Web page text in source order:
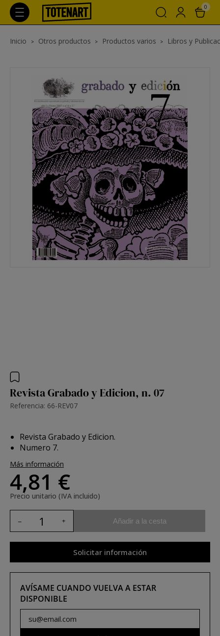
0
Inicio Otros productos Productos varios Libros y
Revista Grabado y Edicion, n. 07
Referencia: 66-REV07
Revista Grabado y Edicion.
Numero 7.
Más información
4,81 €
Precio unitario (IVA incluido)
Añadir a la cesta
Solicitar información
AVÍSAME CUANDO VUELVA A ESTAR
DISPONIBLE